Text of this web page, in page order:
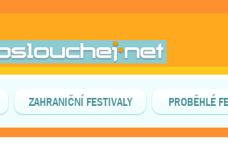
ZAHRANIČNÍ FESTIVALY PROBĚHLÉ